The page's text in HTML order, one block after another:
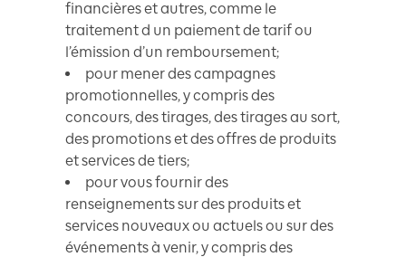
financières et autres, comme le
traitement d un paiement de tarif ou
l’émission d’un remboursement;
pour mener des campagnes
promotionnelles, y compris des
concours, des tirages, des tirages au sort,
des promotions et des offres de produits
et services de tiers;
pour vous fournir des
renseignements sur des produits et
services nouveaux ou actuels ou sur des
événements à venir, y compris des